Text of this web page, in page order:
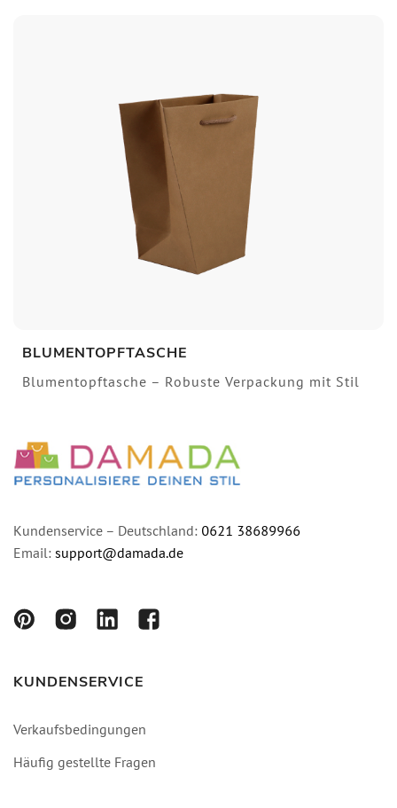
BLUMENTOPFTASCHE
Blumentopftasche – Robuste Verpackung mit Stil
Kundenservice – Deutschland: 0621 38689966
Email: support@damada.de
KUNDENSERVICE
Verkaufsbedingungen
Häufig gestellte Fragen